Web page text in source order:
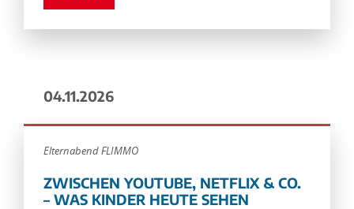
04.11.2026
Elternabend FLIMMO
ZWISCHEN YOUTUBE, NETFLIX & CO.
– WAS KINDER HEUTE SEHEN